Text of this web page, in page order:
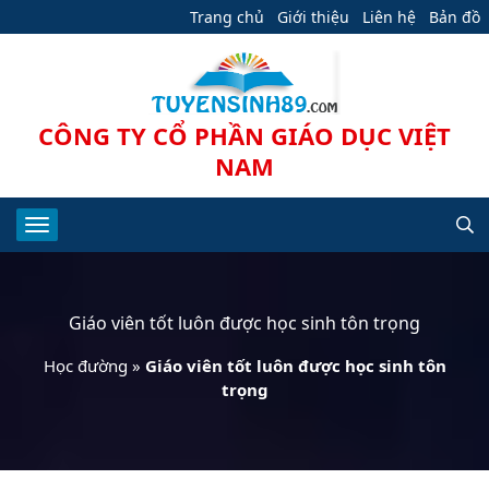
Trang chủ Giới thiệu Liên hệ Bản đồ
CÔNG TY CỔ PHẦN GIÁO DỤC VIỆT
NAM
Giáo viên tốt luôn được học sinh tôn trọng
Học đường » Giáo viên tốt luôn được học sinh tôn
trọng